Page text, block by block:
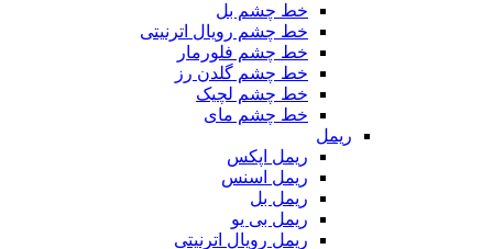
خط چشم بل
خط چشم رویال اترنیتی
خط چشم فلورمار
خط چشم گلدن رز
خط چشم لچیک
خط چشم مای
ریمل
ریمل اپکس
ریمل اسنس
ریمل بل
ریمل بی یو
ریمل رویال اترنیتی